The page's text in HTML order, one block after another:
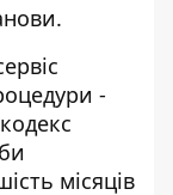
-
місяців